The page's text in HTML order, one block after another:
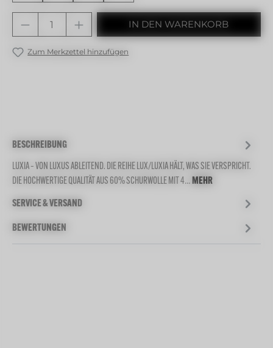
Produkt Anzahl: Gib den
IN DEN WARENKORB
Zum Merkzettel hinzufügen
BESCHREIBUNG
LUXIA – VON LUXUS ABLEITEND. DIE REIHE LUX/LUXIA HÄLT, WAS SIE VERSPRICHT.
DIE HOCHWERTIGE QUALITÄT AUS 60% SCHURWOLLE MIT 4…MEHR
SERVICE & VERSAND
BEWERTUNGEN